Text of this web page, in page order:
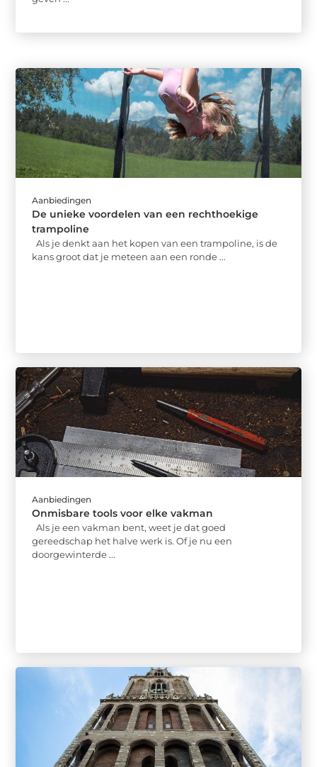
Aanbiedingen
De unieke voordelen van een rechthoekige
trampoline
Als je denkt aan het kopen van een trampoline, is de
kans groot dat je meteen aan een ronde ...
Aanbiedingen
Onmisbare tools voor elke vakman
Als je een vakman bent, weet je dat goed
gereedschap het halve werk is. Of je nu een
doorgewinterde ...